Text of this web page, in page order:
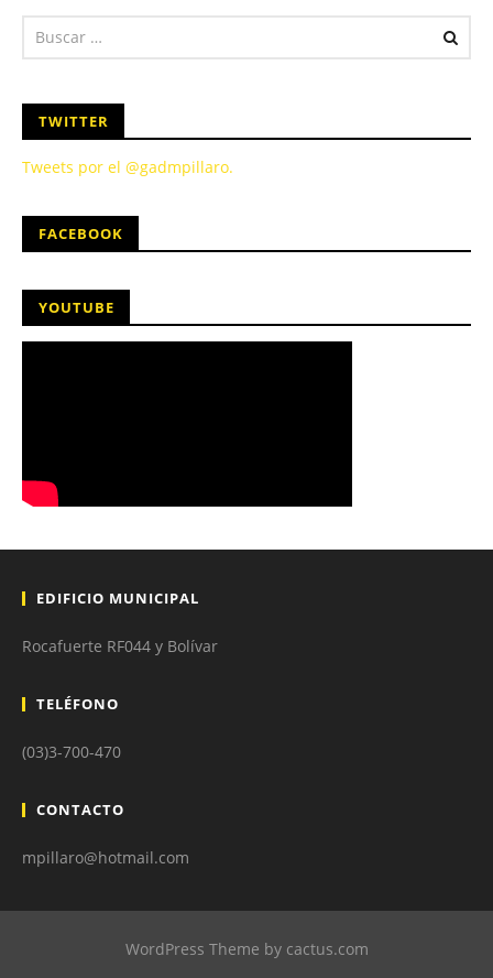
TWITTER
Tweets por el @gadmpillaro.
FACEBOOK
YOUTUBE
EDIFICIO MUNICIPAL
Rocafuerte RF044 y Bolívar
TELÉFONO
(03)3-700-470
CONTACTO
mpillaro@hotmail.com
WordPress Theme by cactus.com